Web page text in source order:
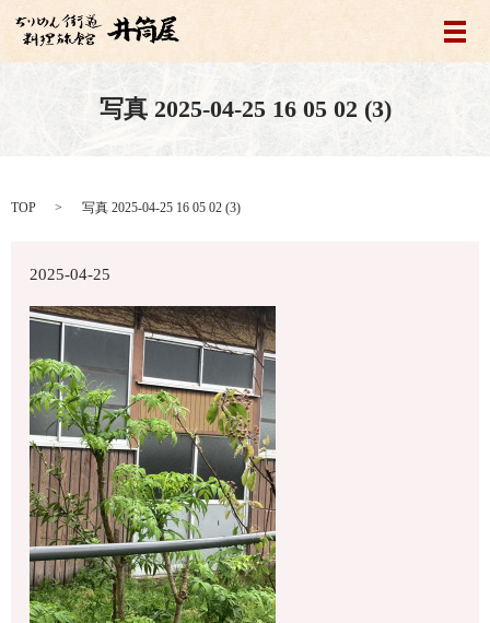
メ
写真 2025-04-25 16 05 02 (3)
TOP 写真 2025-04-25 16 05 02 (3)
2025-04-25